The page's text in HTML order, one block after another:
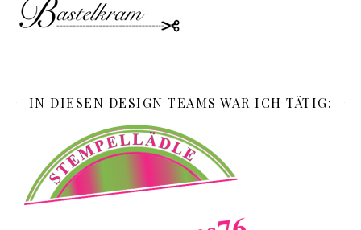
IN DIESEN DESIGN TEAMS WAR ICH TÄTIG: